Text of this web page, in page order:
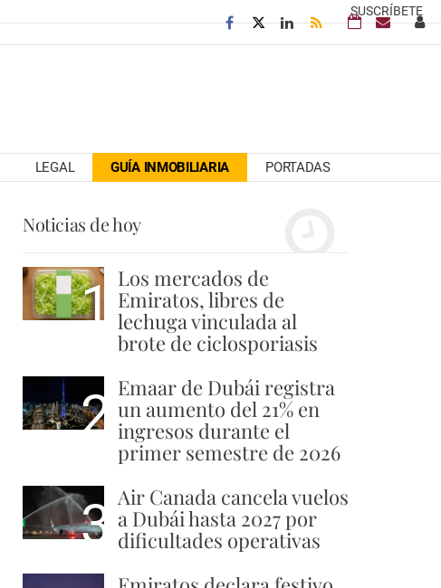
SUSCRÍBETE
LEGAL GUÍA INMOBILIARIA PORTADAS
Noticias de hoy
1 Los mercados de
Emiratos, libres de
lechuga vinculada al
brote de ciclosporiasis
2 Emaar de Dubái registra
un aumento del 21% en
ingresos durante el
primer semestre de 2026
3 Air Canada cancela vuelos
a Dubái hasta 2027 por
dificultades operativas